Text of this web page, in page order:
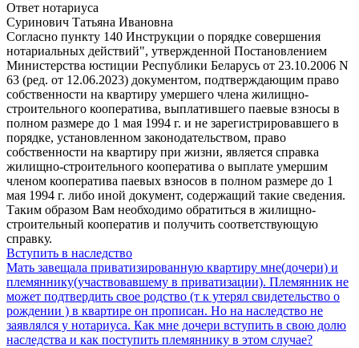
Ответ нотариуса
Суринович Татьяна Ивановна
Согласно пункту 140 Инструкции о порядке совершения
нотариальных действий", утвержденной Постановлением
Министерства юстиции Республики Беларусь от 23.10.2006 N
63 (ред. от 12.06.2023) документом, подтверждающим право
собственности на квартиру умершего члена жилищно-
строительного кооператива, выплатившего паевые взносы в
полном размере до 1 мая 1994 г. и не зарегистрировавшего в
порядке, установленном законодательством, право
собственности на квартиру при жизни, является справка
жилищно-строительного кооператива о выплате умершим
членом кооператива паевых взносов в полном размере до 1
мая 1994 г. либо иной документ, содержащий такие сведения.
Таким образом Вам необходимо обратиться в жилищно-
строительный кооператив и получить соответствующую
справку.
Вступить в наследство
Мать завещала приватизированную квартиру мне(дочери) и
племяннику(участвовавшему в приватизации). Племянник не
может подтвердить свое родство (т к утерял свидетельство о
рождении ) в квартире он прописан. Но на наследство не
заявлялся у нотариуса. Как мне дочери вступить в свою долю
наследства и как поступить племяннику в этом случае?